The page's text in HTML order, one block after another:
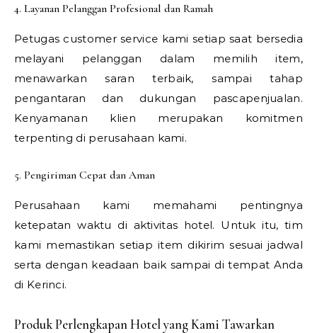
4. Layanan Pelanggan Profesional dan Ramah
Petugas customer service kami setiap saat bersedia
melayani pelanggan dalam memilih item,
menawarkan saran terbaik, sampai tahap
pengantaran dan dukungan pascapenjualan.
Kenyamanan klien merupakan komitmen
terpenting di perusahaan kami.
5. Pengiriman Cepat dan Aman
Perusahaan kami memahami pentingnya
ketepatan waktu di aktivitas hotel. Untuk itu, tim
kami memastikan setiap item dikirim sesuai jadwal
serta dengan keadaan baik sampai di tempat Anda
di Kerinci.
Produk Perlengkapan Hotel yang Kami Tawarkan